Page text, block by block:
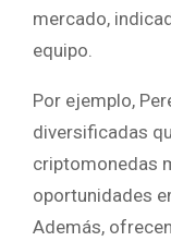
mercado,
equipo.
Por ejemplo,
diversificadas
criptomonedas
oportunidades
Además,